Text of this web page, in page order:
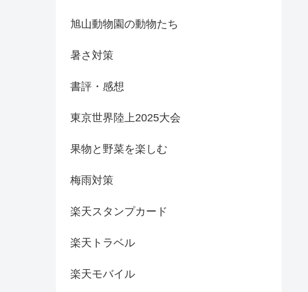
旭山動物園の動物たち
暑さ対策
書評・感想
東京世界陸上2025大会
果物と野菜を楽しむ
梅雨対策
楽天スタンプカード
楽天トラベル
楽天モバイル